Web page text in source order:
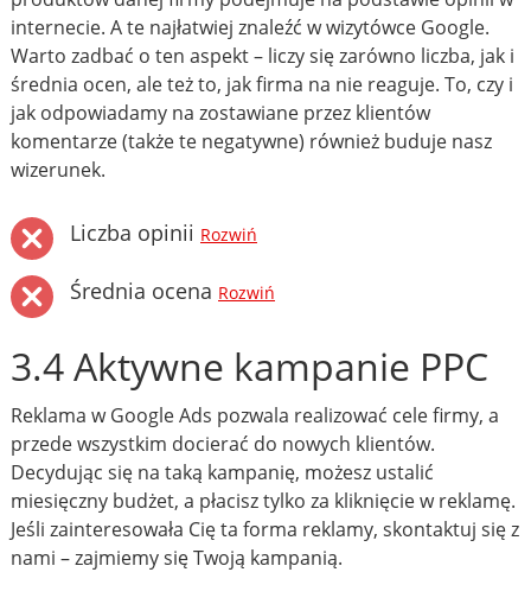
internecie. A te najłatwiej znaleźć w wizytówce Google.
Warto zadbać o ten aspekt – liczy się zarówno liczba, jak i
średnia ocen, ale też to, jak firma na nie reaguje. To, czy i
jak odpowiadamy na zostawiane przez klientów
komentarze (także te negatywne) również buduje nasz
wizerunek.
Liczba opinii Rozwiń
Średnia ocena Rozwiń
3.4 Aktywne kampanie PPC
Reklama w Google Ads pozwala realizować cele firmy, a
przede wszystkim docierać do nowych klientów.
Decydując się na taką kampanię, możesz ustalić
miesięczny budżet, a płacisz tylko za kliknięcie w reklamę.
Jeśli zainteresowała Cię ta forma reklamy, skontaktuj się z
nami – zajmiemy się Twoją kampanią.